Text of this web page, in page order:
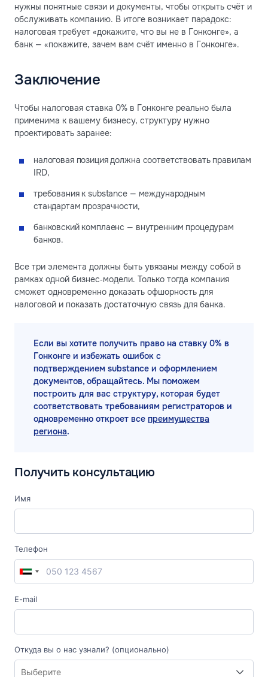
нужны понятные связи и документы, чтобы открыть счёт и
обслуживать компанию. В итоге возникает парадокс:
налоговая требует «докажите, что вы не в Гонконге», а
банк — «покажите, зачем вам счёт именно в Гонконге».
Заключение
Чтобы налоговая ставка 0% в Гонконге реально была
применима к вашему бизнесу, структуру нужно
проектировать заранее:
налоговая позиция должна соответствовать правилам
IRD,
требования к substance — международным
стандартам прозрачности,
банковский комплаенс — внутренним процедурам
банков.
Все три элемента должны быть увязаны между собой в
рамках одной бизнес‑модели. Только тогда компания
сможет одновременно доказать офшорность для
налоговой и показать достаточную связь для банка.
Если вы хотите получить право на ставку 0% в
Гонконге и избежать ошибок с
подтверждением substance и оформлением
документов, обращайтесь. Мы поможем
построить для вас структуру, которая будет
соответствовать требованиям регистраторов и
одновременно откроет все преимущества
региона.
Получить консультацию
Имя
Телефон
E-mail
Откуда вы о нас узнали? (опционально)